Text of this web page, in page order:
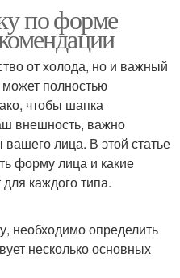
по форме
от холода, но и важный
полностью
чтобы шапка
внешность, важно
лица. В этой статье
форму лица и какие
каждого типа.
необходимо определить
несколько основных